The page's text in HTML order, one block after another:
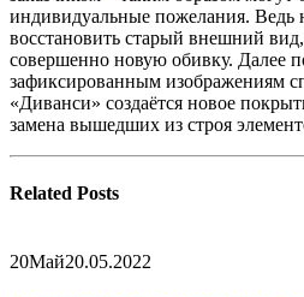
индивидуальные пожелания. Ведь
восстановить старый внешний вид,
совершенно новую обивку. Далее
зафиксированным изображениям
«Диванси» создаётся новое
замена вышедших из строя
Related Posts
20Май20.05.2022